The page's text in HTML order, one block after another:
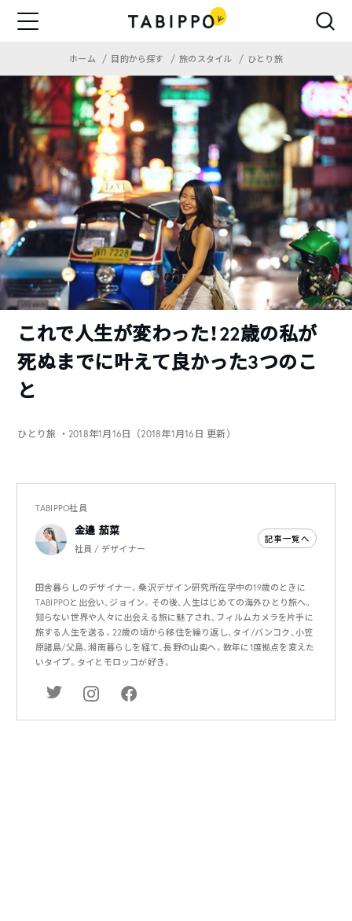
ホーム 目的から探す 旅のスタイル ひとり旅
これで人生が変わった！22歳の私が
死ぬまでに叶えて良かった3つのこ
と
ひとり旅 ・2018年1月16日（2018年1月16日 更新）
TABIPPO社員
金邉 茄菜
社員 / デザイナー
記事一覧へ
田舎暮らしのデザイナー。桑沢デザイン研究所在学中の19歳のときに
TABIPPOと出会い、ジョイン。その後、人生はじめての海外ひとり旅へ。
知らない世界や人々に出会える旅に魅了され、フィルムカメラを片手に
旅する人生を送る。22歳の頃から移住を繰り返し、タイ/バンコク、小笠
原諸島/父島、湘南暮らしを経て、長野の山奥へ。数年に1度拠点を変えた
いタイプ。タイとモロッコが好き。